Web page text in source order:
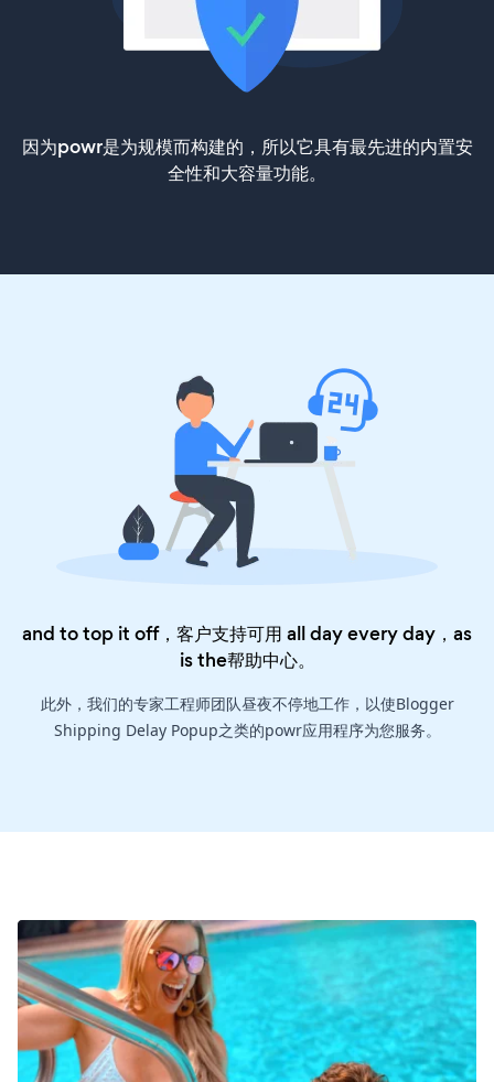
因为powr是为规模而构建的，所以它具有最先进的内置安
全性和大容量功能。
and to top it off，客户支持可用 all day every day，as
is the帮助中心。
此外，我们的专家工程师团队昼夜不停地工作，以使Blogger
Shipping Delay Popup之类的powr应用程序为您服务。